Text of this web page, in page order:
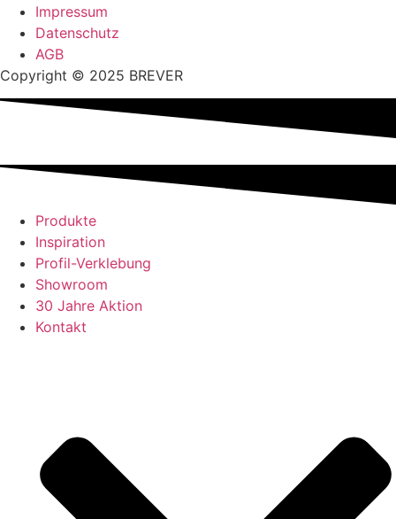
Impressum
Datenschutz
AGB
Copyright © 2025 BREVER
Produkte
Inspiration
Profil-Verklebung
Showroom
30 Jahre Aktion
Kontakt